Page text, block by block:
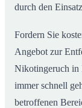
durch den
Fordern Sie
Angebot zur
Nikotingeruch in
immer schnell
betroffenen